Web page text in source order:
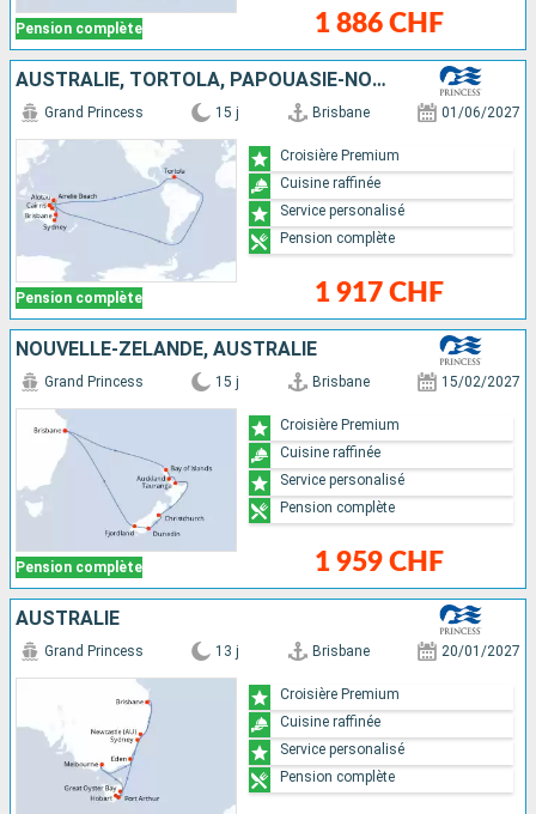
Pension complète 1 886 CHF
AUSTRALIE, TORTOLA, PAPOUASIE-NOUVELLE-GUINÉE
Pension complète
Grand Princess 15 j Brisbane 01/06/2027
1 917 CHF
Croisière Premium
Cuisine raffinée
Service personalisé
Pension complète
NOUVELLE-ZÉLANDE, AUSTRALIE
Pension complète
Grand Princess 15 j Brisbane 15/02/2027
1 959 CHF
Croisière Premium
Cuisine raffinée
Service personalisé
Pension complète
AUSTRALIE
Grand Princess 13 j Brisbane 20/01/2027
Croisière Premium
Cuisine raffinée
Service personalisé
Pension complète